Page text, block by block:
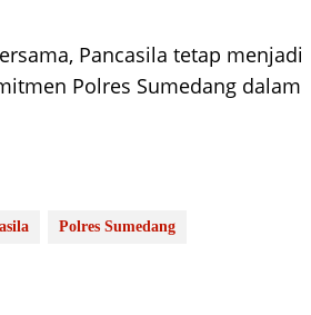
Pancasila tetap menjadi
Polres Sumedang dalam
Polres Sumedang